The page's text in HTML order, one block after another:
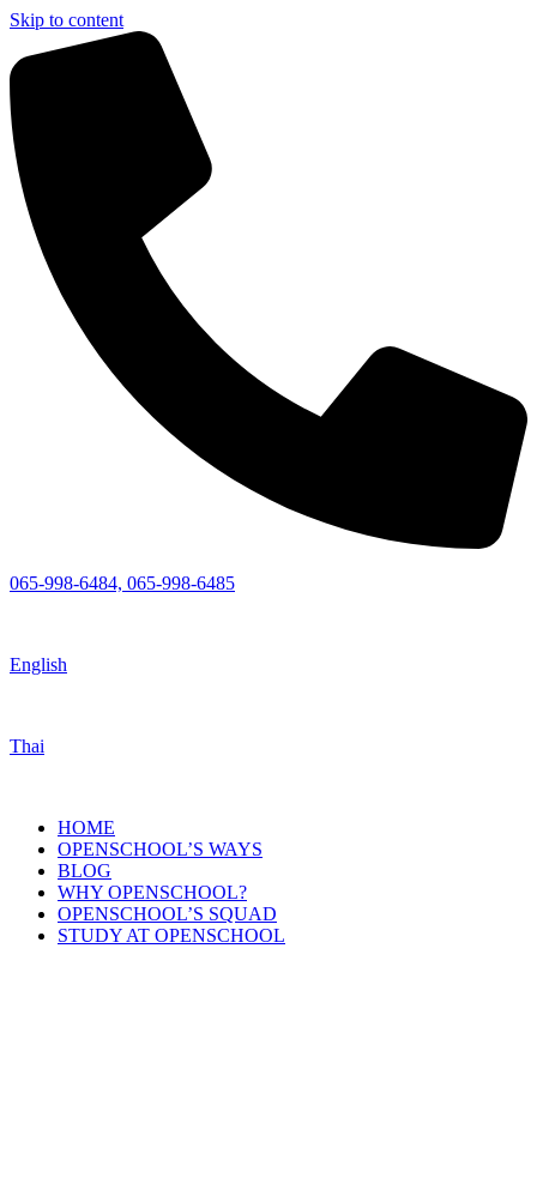
Skip to content
065-998-6484, 065-998-6485
English
Thai
HOME
OPENSCHOOL’S WAYS
BLOG
WHY OPENSCHOOL?
OPENSCHOOL’S SQUAD
STUDY AT OPENSCHOOL